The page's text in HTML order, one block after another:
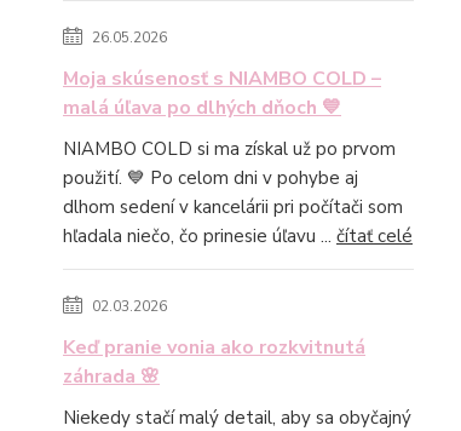
26.05.2026
Moja skúsenosť s NIAMBO COLD –
malá úľava po dlhých dňoch 💙
NIAMBO COLD si ma získal už po prvom
použití. 💙 Po celom dni v pohybe aj
dlhom sedení v kancelárii pri počítači som
hľadala niečo, čo prinesie úľavu ... čítať celé
02.03.2026
Keď pranie vonia ako rozkvitnutá
záhrada 🌸
Niekedy stačí malý detail, aby sa obyčajný